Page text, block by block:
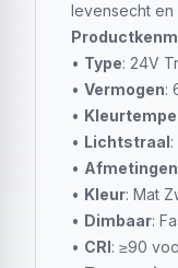
levensecht en
• Type: 24V
• Vermogen:
•
• Lichtstraal:
• Afmetingen
• Kleur: Mat
• Dimbaar:
• CRI: ≥90